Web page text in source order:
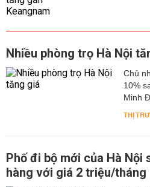
Nhiều phòng trọ Hà Nội
Chủ
10%
Minh
THỊ
Phố đi bộ mới của Hà Nội
hàng với giá 2 triệu/tháng